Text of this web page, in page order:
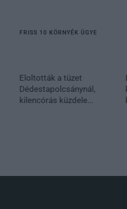
FRISS 10 KÖRNYÉK ÜGYE
Eloltották a tüzet
Dédestapolcsánynál,
kilencórás küzdele...